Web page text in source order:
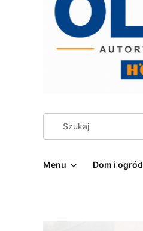
Menu Dom i ogród